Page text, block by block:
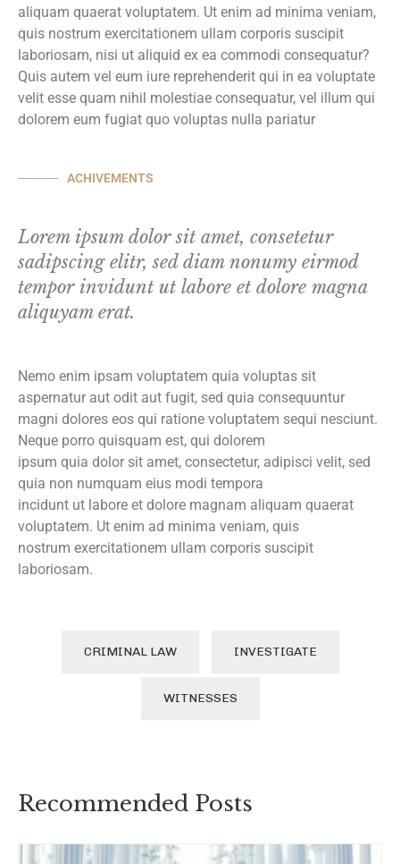
aliquam quaerat voluptatem. Ut enim ad minima veniam,
quis nostrum exercitationem ullam corporis suscipit
laboriosam, nisi ut aliquid ex ea commodi consequatur?
Quis autem vel eum iure reprehenderit qui in ea voluptate
velit esse quam nihil molestiae consequatur, vel illum qui
dolorem eum fugiat quo voluptas nulla pariatur
ACHIVEMENTS
Lorem ipsum dolor sit amet, consetetur
sadipscing elitr, sed diam nonumy eirmod
tempor invidunt ut labore et dolore magna
aliquyam erat.
Nemo enim ipsam voluptatem quia voluptas sit
aspernatur aut odit aut fugit, sed quia consequuntur
magni dolores eos qui ratione voluptatem sequi nesciunt.
Neque porro quisquam est, qui dolorem
ipsum quia dolor sit amet, consectetur, adipisci velit, sed
quia non numquam eius modi tempora
incidunt ut labore et dolore magnam aliquam quaerat
voluptatem. Ut enim ad minima veniam, quis
nostrum exercitationem ullam corporis suscipit
laboriosam.
CRIMINAL LAW INVESTIGATE
WITNESSES
Recommended Posts